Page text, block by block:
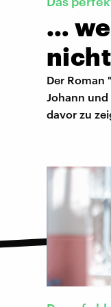
…
Der Roman
Johann
davor zu